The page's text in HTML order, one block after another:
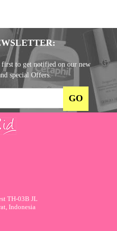
to get notified on our new
special Offers.
TH-03B JL
Indonesia